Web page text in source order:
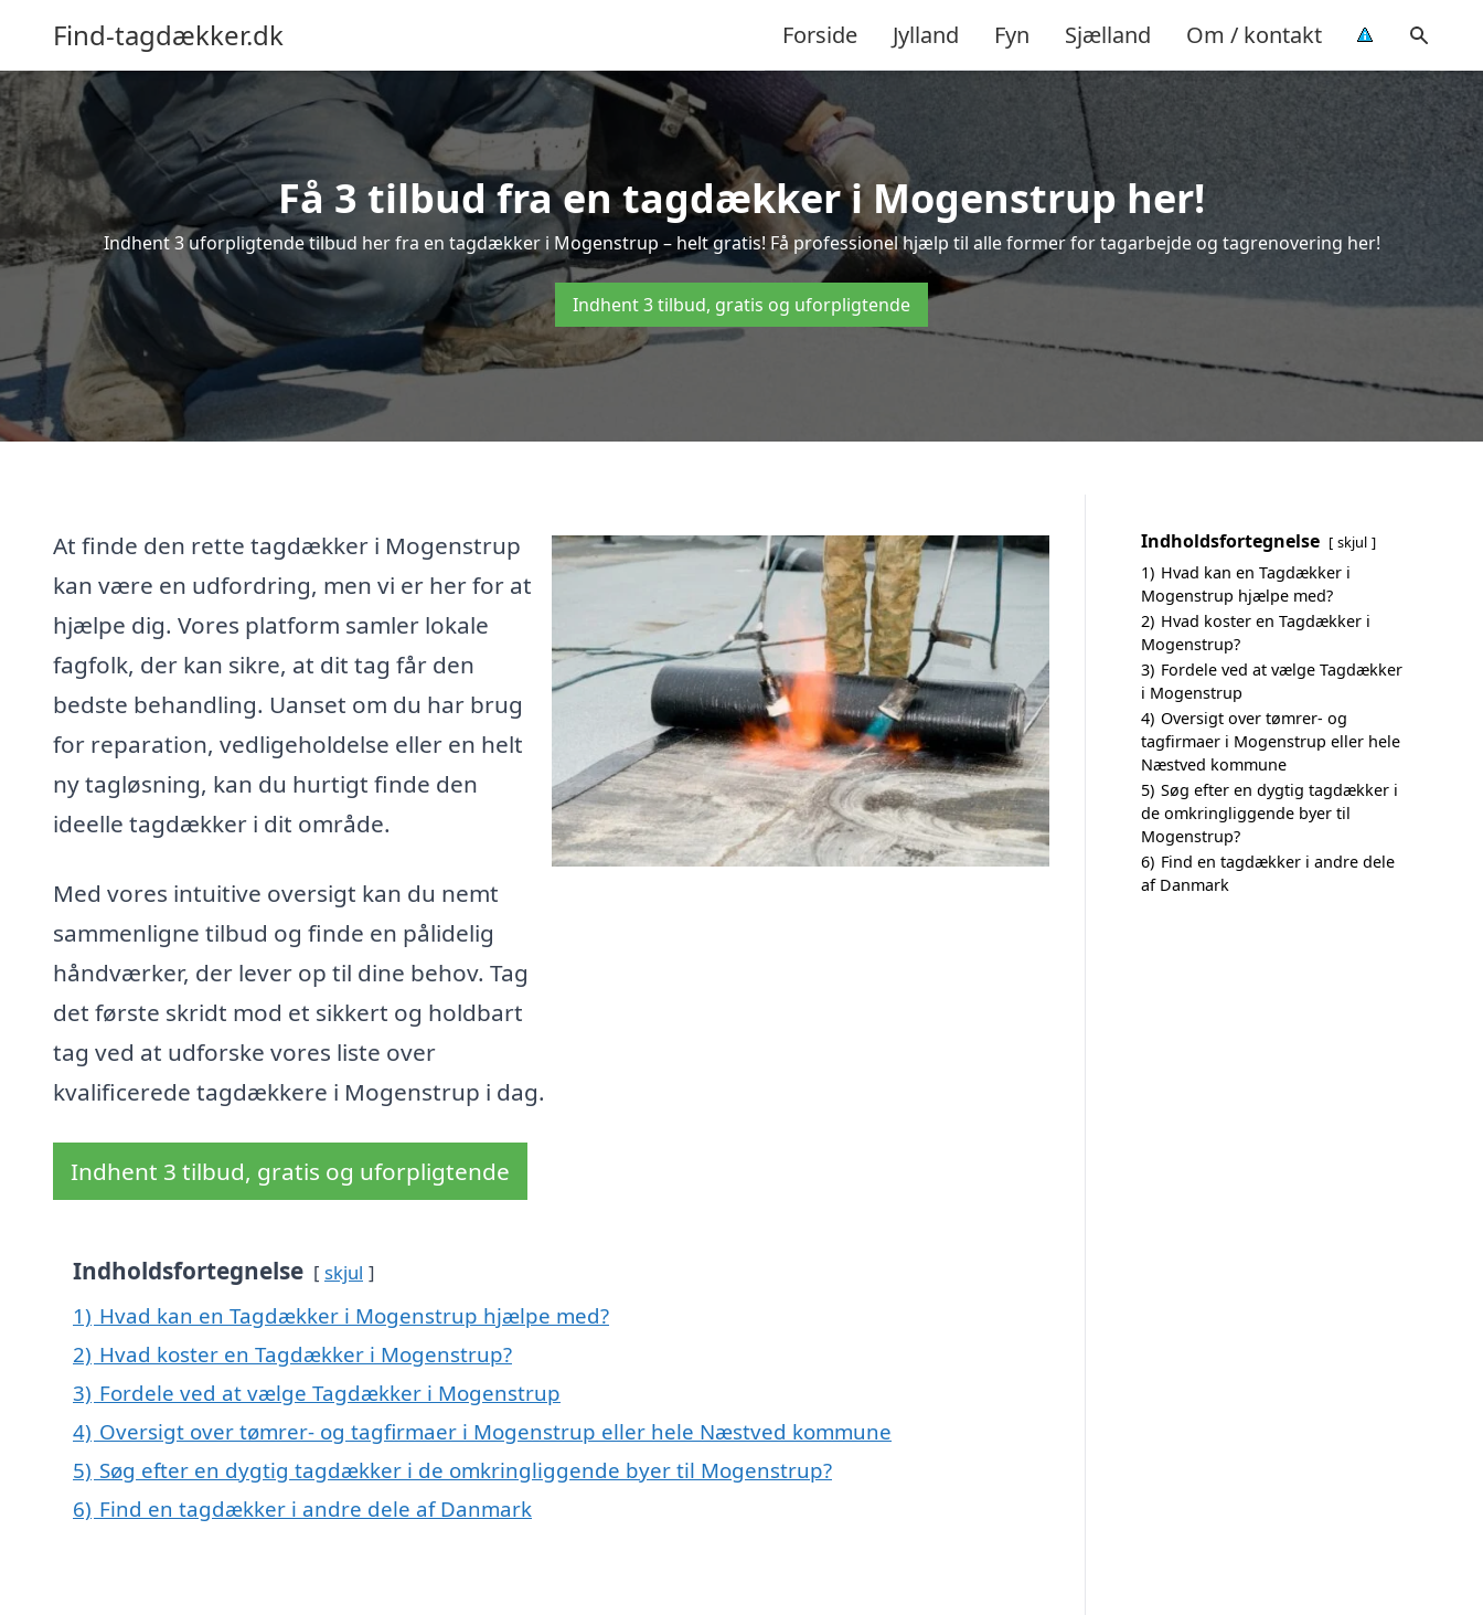
Find-tagdækker.dk Forside Jylland Fyn Sjælland Om / kontakt
Få 3 tilbud fra en tagdækker i Mogenstrup her!
Indhent 3 uforpligtende tilbud her fra en tagdækker i Mogenstrup – helt gratis! Få professionel hjælp til alle former for tagarbejde og tagrenovering her!
Indhent 3 tilbud, gratis og uforpligtende
At finde den rette tagdækker i Mogenstrup
kan være en udfordring, men vi er her for at
hjælpe dig. Vores platform samler lokale
fagfolk, der kan sikre, at dit tag får den
bedste behandling. Uanset om du har brug
for reparation, vedligeholdelse eller en helt
ny tagløsning, kan du hurtigt finde den
ideelle tagdækker i dit område.
Med vores intuitive oversigt kan du nemt
sammenligne tilbud og finde en pålidelig
håndværker, der lever op til dine behov. Tag
det første skridt mod et sikkert og holdbart
tag ved at udforske vores liste over
kvalificerede tagdækkere i Mogenstrup i dag.
Indhent 3 tilbud, gratis og uforpligtende
Indholdsfortegnelse skjul
1) Hvad kan en Tagdækker i Mogenstrup hjælpe med?
2) Hvad koster en Tagdækker i Mogenstrup?
3) Fordele ved at vælge Tagdækker i Mogenstrup
4) Oversigt over tømrer- og tagfirmaer i Mogenstrup eller hele Næstved kommune
5) Søg efter en dygtig tagdækker i de omkringliggende byer til Mogenstrup?
6) Find en tagdækker i andre dele af Danmark
Indholdsfortegnelse skjul
1) Hvad kan en Tagdækker i
Mogenstrup hjælpe med?
2) Hvad koster en Tagdækker i
Mogenstrup?
3) Fordele ved at vælge Tagdækker
i Mogenstrup
4) Oversigt over tømrer- og
tagfirmaer i Mogenstrup eller hele
Næstved kommune
5) Søg efter en dygtig tagdækker i
de omkringliggende byer til
Mogenstrup?
6) Find en tagdækker i andre dele
af Danmark